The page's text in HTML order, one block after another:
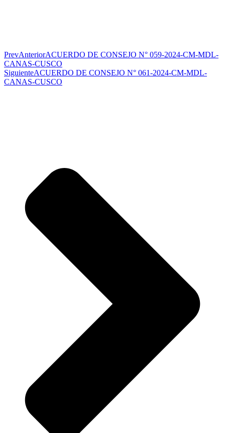
PrevAnteriorACUERDO DE CONSEJO N° 059-2024-CM-MDL-
CANAS-CUSCO
SiguienteACUERDO DE CONSEJO N° 061-2024-CM-MDL-
CANAS-CUSCO